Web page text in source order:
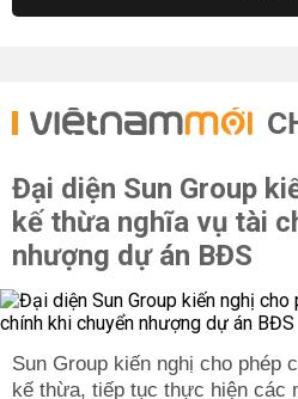
Đại diện Sun Group
kế thừa nghĩa vụ tài
nhượng dự án BĐS
Sun Group kiến nghị cho phép
kế thừa, tiếp tục thực hiện các